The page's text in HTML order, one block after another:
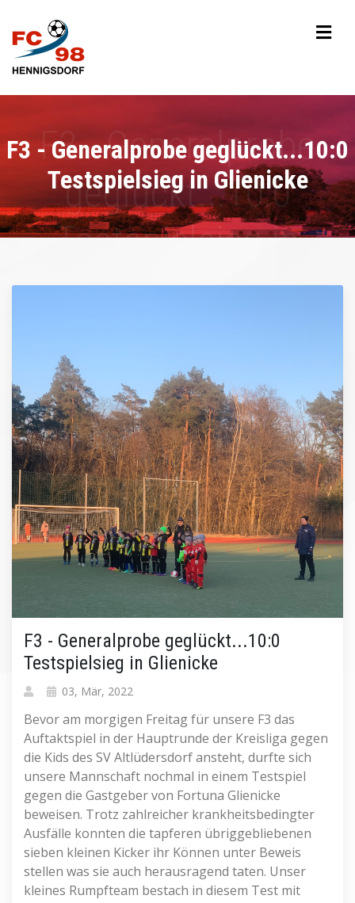
F3 - Generalprobe geglückt...10:0
Testspielsieg in Glienicke
F3 - Generalprobe geglückt...10:0
Testspielsieg in Glienicke
03, Mär, 2022
Bevor am morgigen Freitag für unsere F3 das
Auftaktspiel in der Hauptrunde der Kreisliga gegen
die Kids des SV Altlüdersdorf ansteht, durfte sich
unsere Mannschaft nochmal in einem Testspiel
gegen die Gastgeber von Fortuna Glienicke
beweisen. Trotz zahlreicher krankheitsbedingter
Ausfälle konnten die tapferen übriggebliebenen
sieben kleinen Kicker ihr Können unter Beweis
stellen was sie auch herausragend taten. Unser
kleines Rumpfteam bestach in diesem Test mit